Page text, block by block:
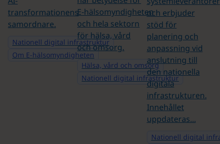
Nationell digital infrastruktur
Om E-hälsomyndigheten
transformationens
samordnare.
Hälsa, vård och omsorg
Nationell digital infrastruktur
E‑hälsomyndigheten
och hela sektorn
för hälsa, vård
och omsorg.
Nationell digital
och erbjuder
stöd för
planering och
anpassning vid
anslutning till
den nationella
digitala
infrastrukturen.
Innehållet
uppdateras...